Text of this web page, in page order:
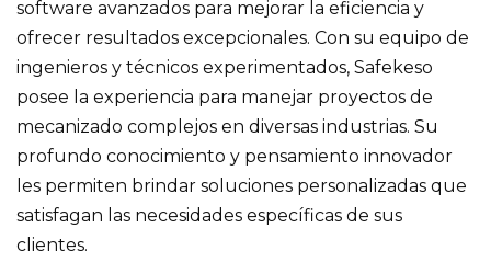
software avanzados para mejorar la eficiencia y
ofrecer resultados excepcionales. Con su equipo de
ingenieros y técnicos experimentados, Safekeso
posee la experiencia para manejar proyectos de
mecanizado complejos en diversas industrias. Su
profundo conocimiento y pensamiento innovador
les permiten brindar soluciones personalizadas que
satisfagan las necesidades específicas de sus
clientes.